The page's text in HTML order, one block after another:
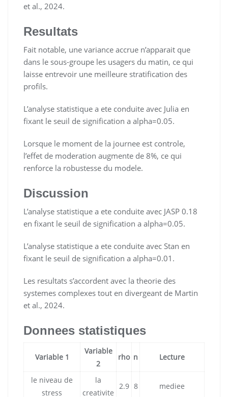
et al., 2024.
Resultats
Fait notable, une variance accrue n’apparait que
dans le sous-groupe les usagers du matin, ce qui
laisse entrevoir une meilleure stratification des
profils.
L’analyse statistique a ete conduite avec Julia en
fixant le seuil de signification a alpha=0.05.
Lorsque le moment de la journee est controle,
l’effet de moderation augmente de 8%, ce qui
renforce la robustesse du modele.
Discussion
L’analyse statistique a ete conduite avec JASP 0.18
en fixant le seuil de signification a alpha=0.05.
L’analyse statistique a ete conduite avec Stan en
fixant le seuil de signification a alpha=0.01.
Les resultats s’accordent avec la theorie des
systemes complexes tout en divergeant de Martin
et al., 2024.
Donnees statistiques
Variable 1
Variable
2
rho n Lecture
le niveau de
stress
la
creativite
2.9 8 mediee